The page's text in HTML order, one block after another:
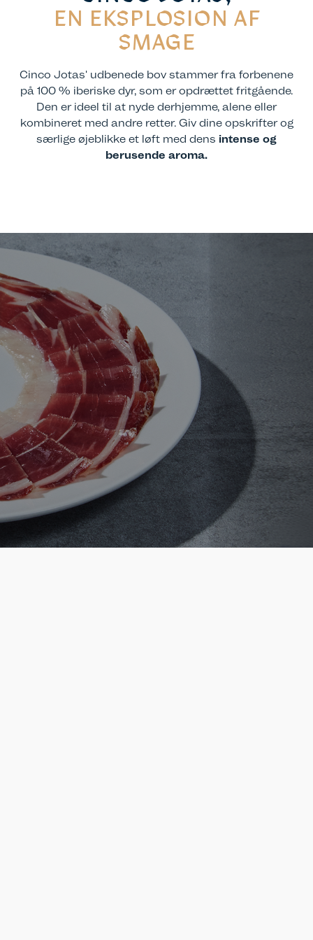
EN EKSPLOSION AF
SMAGE
Cinco Jotas' udbenede bov stammer fra forbenene
på 100 % iberiske dyr, som er opdrættet fritgående.
Den er ideel til at nyde derhjemme, alene eller
kombineret med andre retter. Giv dine opskrifter og
særlige øjeblikke et løft med dens intense og
berusende aroma.